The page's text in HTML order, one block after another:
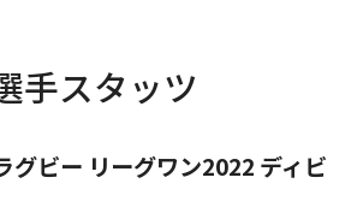
手スタッツ
グビー リーグワン2022 ディビ